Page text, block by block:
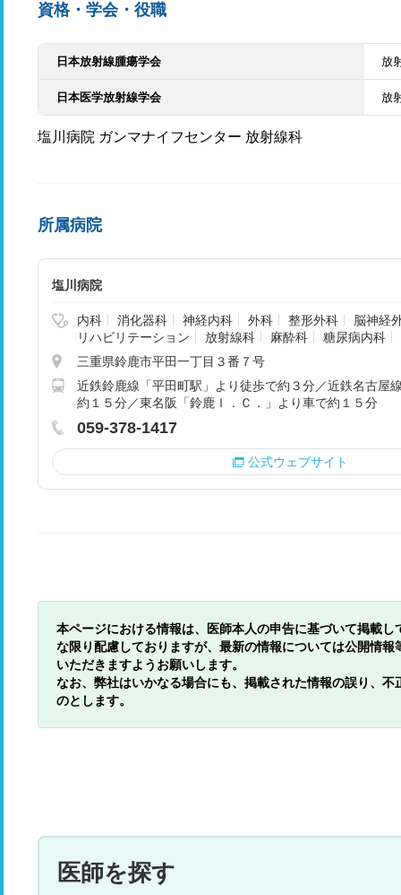
資格・学会・役職
日本放射線腫瘍学会 放
日本医学放射線学会 放
塩川病院 ガンマナイフセンター 放射線科
所属病院
塩川病院
内科 消化器科 神経内科 外科 整形外科
脳神経
リハビリテーション
放射線科 麻酔科
糖尿病内科
三重県鈴鹿市平田一丁目３番７号
近鉄鈴鹿線「平田町駅」より徒歩で約３分／近鉄名古屋
約１５分／東名阪「鈴鹿Ｉ．Ｃ．」より車で約１５分
059-378-1417
公式ウェブサイト
本ページにおける情報は、医師本人の申告に基づいて掲載
な限り配慮しておりますが、最新の情報については公開情
いただきますようお願いします。
なお、弊社はいかなる場合にも、掲載された情報の誤り、
のとします。
医師を探す